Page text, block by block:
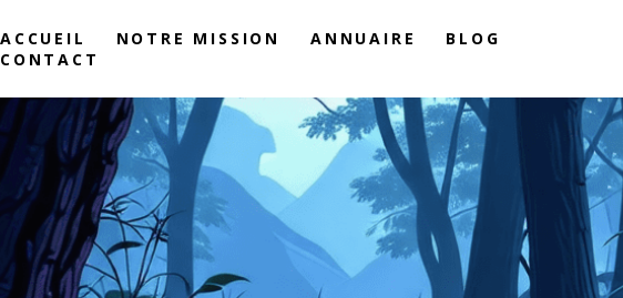
ACCUEIL NOTRE MISSION ANNUAIRE
BLOG
CONTACT